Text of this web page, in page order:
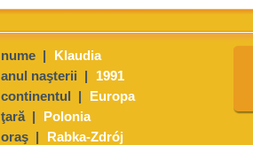
nume |
Klaudia
anul naşterii |
1991
continentul |
Europa
ţară |
Polonia
oraş |
Rabka-Zdrój